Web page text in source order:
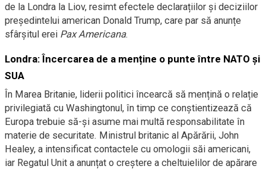
de la Londra la Liov, resimt efectele declarațiilor și deciziilor
președintelui american Donald Trump, care par să anunțe
sfârșitul erei Pax Americana.
Londra: Încercarea de a menține o punte între NATO și
SUA
În Marea Britanie, liderii politici încearcă să mențină o relație
privilegiată cu Washingtonul, în timp ce conștientizează că
Europa trebuie să-și asume mai multă responsabilitate în
materie de securitate. Ministrul britanic al Apărării, John
Healey, a intensificat contactele cu omologii săi americani,
iar Regatul Unit a anunțat o creștere a cheltuielilor de apărare